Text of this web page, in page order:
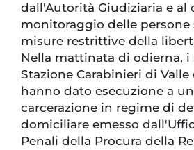
dall'Autorità Giudiziaria e al
monitoraggio delle persone
misure restrittive della
Nella mattinata di odierna,
Stazione Carabinieri di
hanno dato esecuzione a
carcerazione in regime di
domiciliare emesso
Penali della Procura della